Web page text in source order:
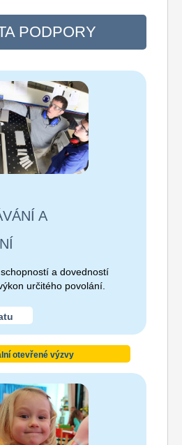
PODPORY
A
a dovedností
určitého povolání.
otevřené výzvy